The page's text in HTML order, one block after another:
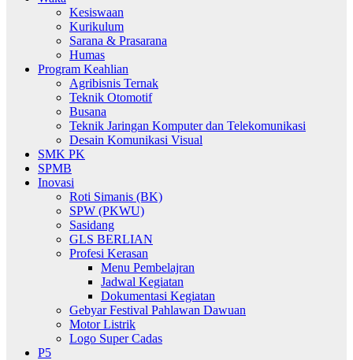
Kesiswaan
Kurikulum
Sarana & Prasarana
Humas
Program Keahlian
Agribisnis Ternak
Teknik Otomotif
Busana
Teknik Jaringan Komputer dan Telekomunikasi
Desain Komunikasi Visual
SMK PK
SPMB
Inovasi
Roti Simanis (BK)
SPW (PKWU)
Sasidang
GLS BERLIAN
Profesi Kerasan
Menu Pembelajran
Jadwal Kegiatan
Dokumentasi Kegiatan
Gebyar Festival Pahlawan Dawuan
Motor Listrik
Logo Super Cadas
P5